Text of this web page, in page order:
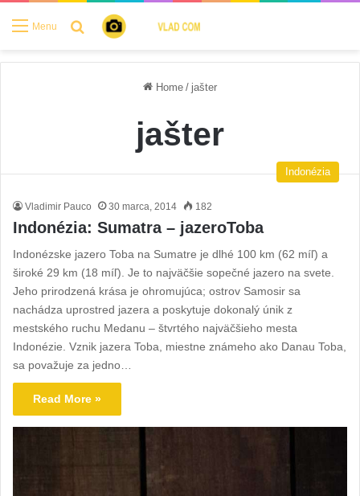
Menu Search for
Home / jašter
jašter
Indonézia
Vladimir Pauco 30 marca, 2014 182
Indonézia: Sumatra – jazeroToba
Indonézske jazero Toba na Sumatre je dlhé 100 km (62 míľ) a
široké 29 km (18 míľ). Je to najväčšie sopečné jazero na svete.
Jeho prirodzená krása je ohromujúca; ostrov Samosir sa
nachádza uprostred jazera a poskytuje dokonalý únik z
mestského ruchu Medanu – štvrtého najväčšieho mesta
Indonézie. Vznik jazera Toba, miestne známeho ako Danau Toba,
sa považuje za jedno…
Read More »